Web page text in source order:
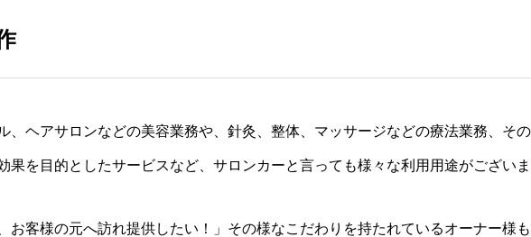
、ヘアサロンなどの美容業務や、針灸、整体、マッサージなどの療法業務、そ
果を目的としたサービスなど、サロンカーと言っても様々な利用用途がございま
お客様の元へ訪れ提供したい！」その様なこだわりを持たれているオーナー様